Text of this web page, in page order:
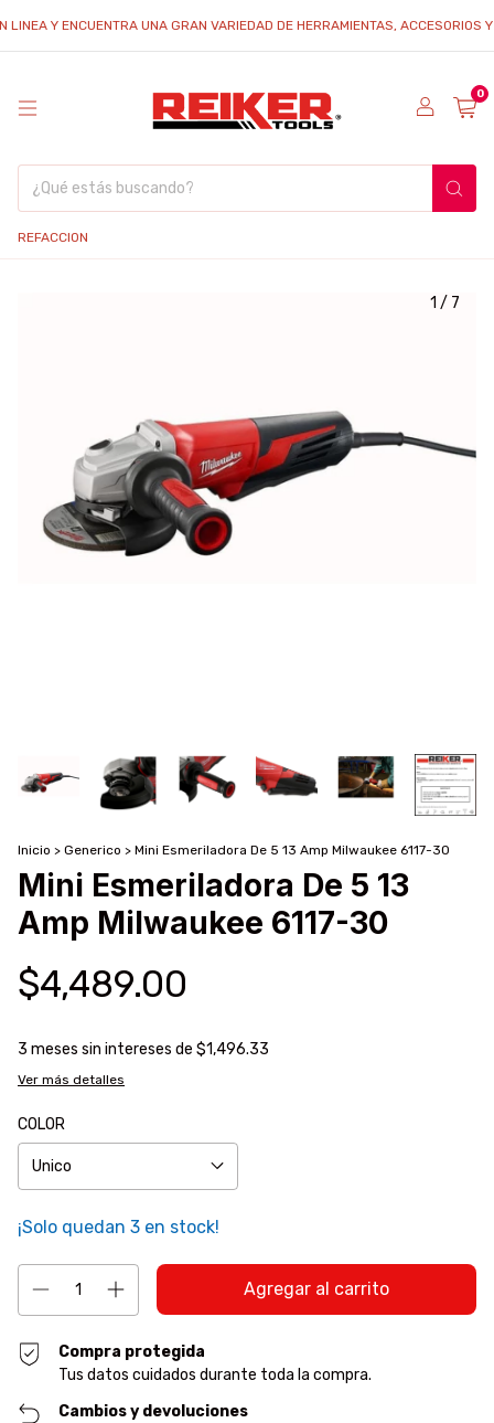
Y ENCUENTRA UNA GRAN VARIEDAD DE HERRAMIENTAS, ACCESORIOS Y
0
REFACCION
1 / 7
Inicio > Generico > Mini Esmeriladora De 5 13 Amp Milwaukee 6117-30
Mini Esmeriladora De 5 13
Amp Milwaukee 6117-30
$4,489.00
3 meses sin intereses de $1,496.33
Ver más detalles
COLOR
¡Solo quedan 3 en stock!
Compra protegida
Tus datos cuidados durante toda la compra.
Cambios y devoluciones